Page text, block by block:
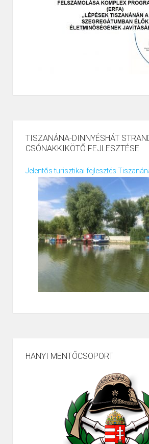
TISZANÁNA-DINNYÉSHÁT
CSÓNAKKIKÖTŐ FEJLESZTÉSE
Jelentős turisztikai fejlesztés
HANYI MENTŐCSOPORT